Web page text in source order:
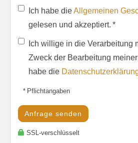
Ich habe dieAllgemeinen
gelesen und akzeptiert. *
Ich willige in die Verarbeitung
Zweck der Bearbeitung
habe die
* Pflichtangaben
Anfrage senden
SSL-verschlüsselt